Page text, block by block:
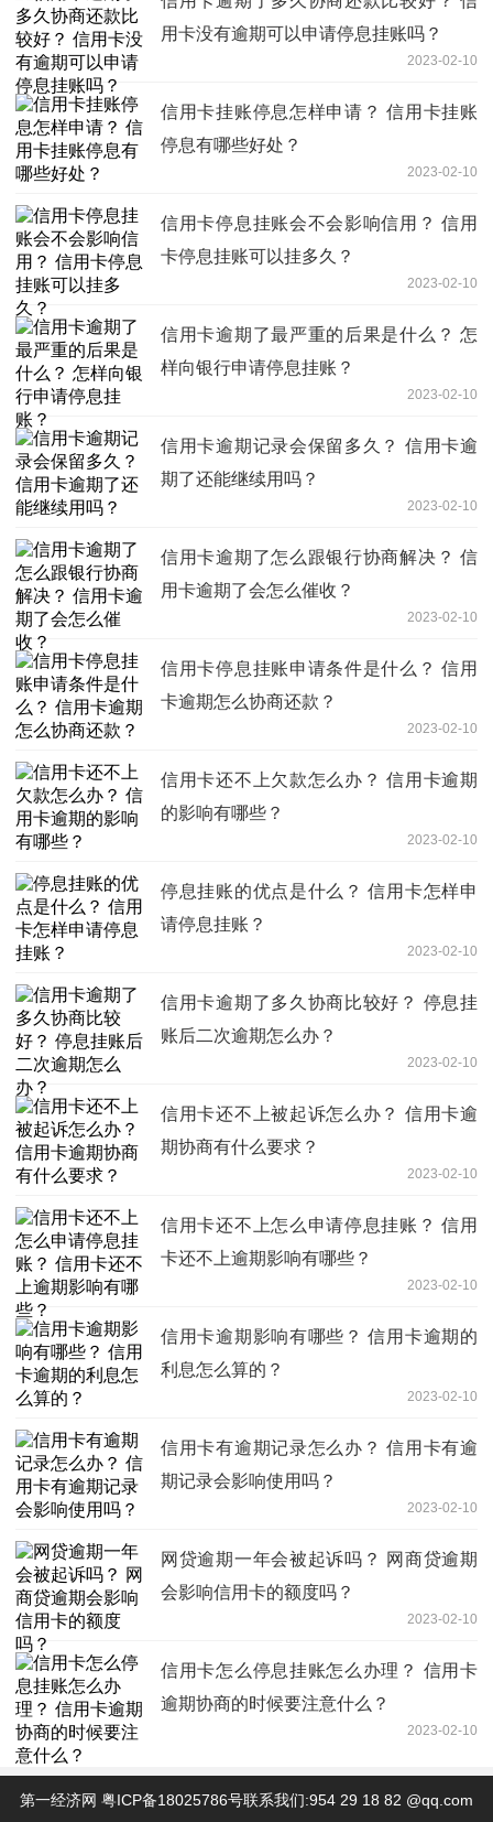
用卡没有逾期可以申请停息挂账吗？
2023-02-10
信用卡挂账停息怎样申请？ 信用卡挂账
停息有哪些好处？
2023-02-10
信用卡停息挂账会不会影响信用？ 信用
卡停息挂账可以挂多久？
2023-02-10
信用卡逾期了最严重的后果是什么？ 怎
样向银行申请停息挂账？
2023-02-10
信用卡逾期记录会保留多久？ 信用卡逾
期了还能继续用吗？
2023-02-10
信用卡逾期了怎么跟银行协商解决？ 信
用卡逾期了会怎么催收？
2023-02-10
信用卡停息挂账申请条件是什么？ 信用
卡逾期怎么协商还款？
2023-02-10
信用卡还不上欠款怎么办？ 信用卡逾期
的影响有哪些？
2023-02-10
停息挂账的优点是什么？ 信用卡怎样申
请停息挂账？
2023-02-10
信用卡逾期了多久协商比较好？ 停息挂
账后二次逾期怎么办？
2023-02-10
信用卡还不上被起诉怎么办？ 信用卡逾
期协商有什么要求？
2023-02-10
信用卡还不上怎么申请停息挂账？ 信用
卡还不上逾期影响有哪些？
2023-02-10
信用卡逾期影响有哪些？ 信用卡逾期的
利息怎么算的？
2023-02-10
信用卡有逾期记录怎么办？ 信用卡有逾
期记录会影响使用吗？
2023-02-10
网贷逾期一年会被起诉吗？ 网商贷逾期
会影响信用卡的额度吗？
2023-02-10
信用卡怎么停息挂账怎么办理？ 信用卡
逾期协商的时候要注意什么？
2023-02-10
第一经济网 粤ICP备18025786号联系我们:954 29 18 82 @qq.com